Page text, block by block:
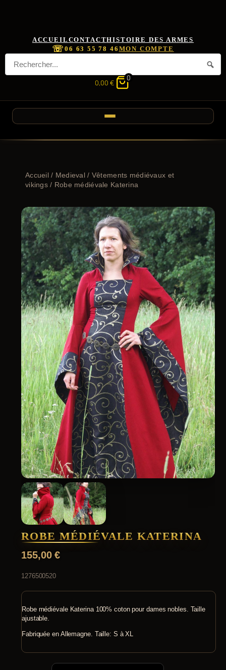
ACCUEIL CONTACTHISTOIRE DES ARMES
☏06 63 55 78 46 MON COMPTE
0,00 €
0
Accueil/ Medieval / Vêtements médiévaux et
vikings/ Robe médiévale Katerina
ROBE MÉDIÉVALE KATERINA
155,00€
1276500520
Robe médiévale Katerina 100% coton pour dames nobles. Taille
ajustable.
Fabriquée en Allemagne. Taille: S à XL